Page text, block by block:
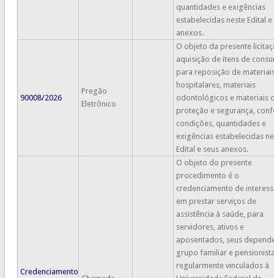
quantidades e exigências
estabelecidas neste Edital e
anexos.
90008/2026
Pregão
Eletrônico
O objeto da presente
aquisição de itens de
para reposição de
hospitalares, materiais
odontológicos e materiais
proteção e segurança,
condições, quantidades e
exigências estabelecidas
Edital e seus anexos.
Credenciamento
O objeto do presente
procedimento é o
credenciamento de
em prestar serviços de
assistência à saúde, para
servidores, ativos e
aposentados, seus
grupo familiar e
regularmente vinculados à